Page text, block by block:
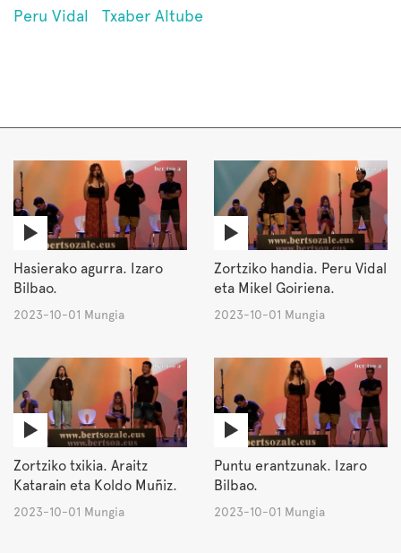
Peru Vidal Txaber Altube
Hasierako agurra. Izaro
Bilbao.
2023-10-01 Mungia
Zortziko handia. Peru Vidal
eta Mikel Goiriena.
2023-10-01 Mungia
Zortziko txikia. Araitz
Katarain eta Koldo Muñiz.
2023-10-01 Mungia
Puntu erantzunak. Izaro
Bilbao.
2023-10-01 Mungia